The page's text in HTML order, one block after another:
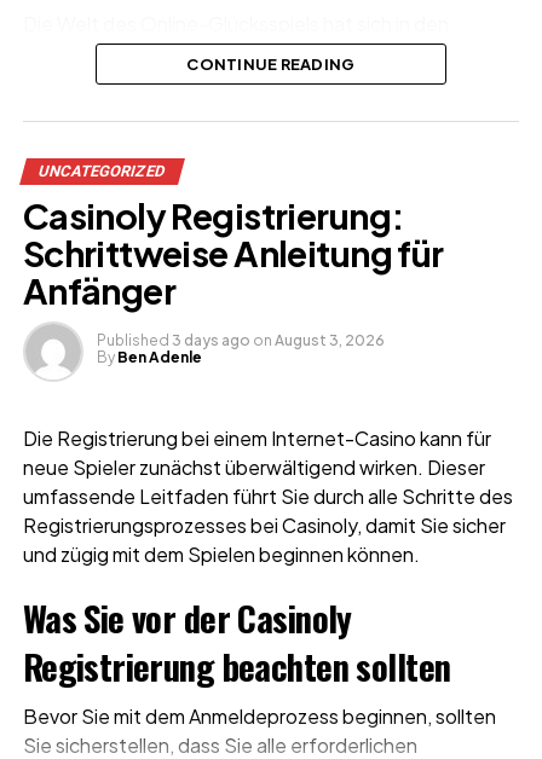
vergangenen Jahren rasant entwickelt und bietet
Spielern heute eine Fülle an Möglichkeiten. Zeitgemäße
Erlebnis für alle Vorlieben.
CONTINUE READING
UNCATEGORIZED
Casinoly Registrierung:
Schrittweise Anleitung für
Anfänger
Published 3 days ago on August 3, 2026
By Ben Adenle
Die Registrierung bei einem Internet-Casino kann für
neue Spieler zunächst überwältigend wirken. Dieser
umfassende Leitfaden führt Sie durch alle Schritte des
Registrierungsprozesses bei Casinoly, damit Sie sicher
und zügig mit dem Spielen beginnen können.
Was Sie vor der Casinoly
Registrierung beachten sollten
Bevor Sie mit dem Anmeldeprozess beginnen, sollten
Sie sicherstellen, dass Sie alle erforderlichen